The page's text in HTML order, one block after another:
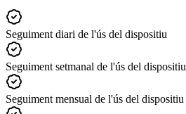
Seguiment diari de l'ús del dispositiu
Seguiment setmanal de l'ús del dispositiu
Seguiment mensual de l'ús del dispositiu